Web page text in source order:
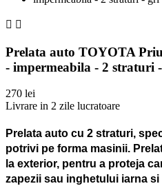
 
Prelata auto TOYOTA
- impermeabila - 2 straturi
270 lei
Livrare in 2 zile lucratoare
Prelata auto cu 2 straturi,
potrivi pe forma masinii.
la exterior, pentru a proteja
zapezii sau inghetului iarna